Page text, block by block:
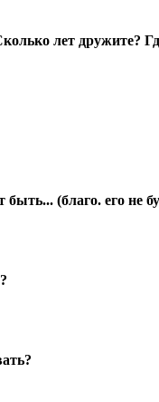
лет дружите?
(благо. его не